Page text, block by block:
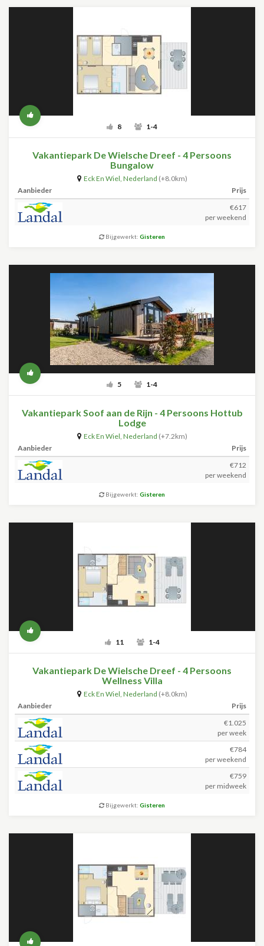
8 1-4
Vakantiepark De Wielsche Dreef - 4 Persoons
Bungalow
Eck En Wiel, Nederland (+8.0km)
Aanbieder
Prijs
€617
per weekend
Bijgewerkt: Gisteren
5 1-4
Vakantiepark Soof aan de Rijn - 4 Persoons Hottub
Lodge
Eck En Wiel, Nederland (+7.2km)
Aanbieder
Prijs
€712
per weekend
Bijgewerkt: Gisteren
11 1-4
Vakantiepark De Wielsche Dreef - 4 Persoons
Wellness Villa
Eck En Wiel, Nederland (+8.0km)
Aanbieder
Prijs
€1.025
per week
€784
per weekend
€759
per midweek
Bijgewerkt: Gisteren